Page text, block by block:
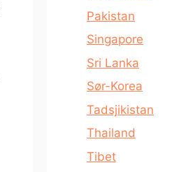
Pakistan
Singapore
Sri Lanka
Sør-Korea
Tadsjikistan
Thailand
Tibet